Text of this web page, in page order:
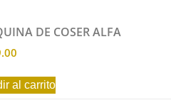
DE COSER ALFA
al carrito